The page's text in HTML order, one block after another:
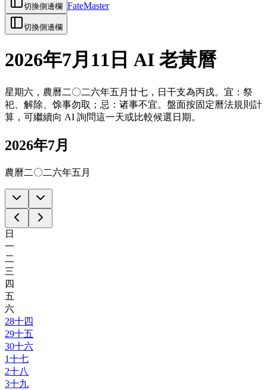
切換側邊欄 FateMaster
切換側邊欄
2026年7月11日 AI 老黃曆
星期六，農曆二〇二六年五月廿七，日干支為丙戌。宜：祭
祀、解除、馀事勿取；忌：诸事不宜。盤面按固定曆法規則計
算，可繼續向 AI 詢問這一天或比較候選日期。
2026年7月
農曆二〇二六年五月
日
一
二
三
四
五
六
28十四
29十五
30十六
1十七
2十八
3十九